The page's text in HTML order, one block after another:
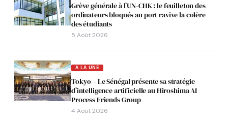
Grève générale à l’UN-CHK : le feuilleton des
ordinateurs bloqués au port ravive la colère
des étudiants
5 Août 2026
A LA UNE
Tokyo – Le Sénégal présente sa stratégie
d’intelligence artificielle au Hiroshima AI
Process Friends Group
4 Août 2026